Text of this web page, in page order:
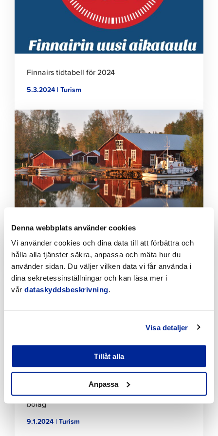
Denna webbplats använder cookies
Vi använder cookies och dina data till att förbättra och
hålla alla tjänster säkra, anpassa och mäta hur du
använder sidan. Du väljer vilken data vi får använda i
dina sekretessinställningar och kan läsa mer i
vår dataskyddsbeskrivning.
Visa detaljer
Tillåt alla
Anpassa
Finnairs tidtabell för 2024
5.3.2024 | Turism
Klicka
för
att
läsa
artikeln
Sök Sommarjobb på Visit Jakobstad!
1.2.2024 | Turism
Klicka
för
Visit Jakobstad har inlett sin verksamhet som
bolag
9.1.2024 | Turism